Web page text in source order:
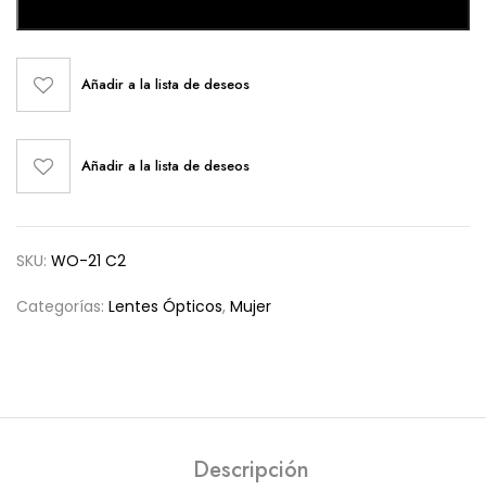
Añadir a la lista de deseos
Añadir a la lista de deseos
SKU: WO-21 C2
Categorías: Lentes Ópticos, Mujer
Descripción